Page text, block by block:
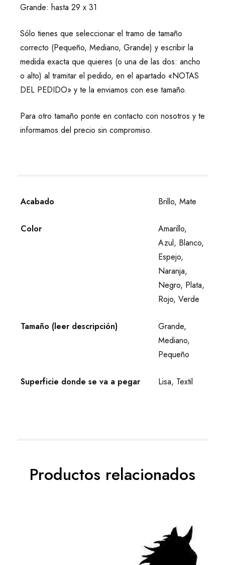
Grande: hasta 29 x 31
Sólo tienes que seleccionar el tramo de tamaño
correcto (Pequeño, Mediano, Grande) y escribir la
medida exacta que quieres (o una de las dos: ancho
o alto) al tramitar el pedido, en el apartado «NOTAS
DEL PEDIDO» y te la enviamos con ese tamaño.
Para otro tamaño ponte en contacto con nosotros y te
informamos del precio sin compromiso.
Acabado Brillo, Mate
Color
Amarillo,
Azul, Blanco,
Espejo,
Naranja,
Negro, Plata,
Rojo, Verde
Tamaño (leer descripción)
Grande,
Mediano,
Pequeño
Superficie donde se va a pegar Lisa, Textil
Productos relacionados